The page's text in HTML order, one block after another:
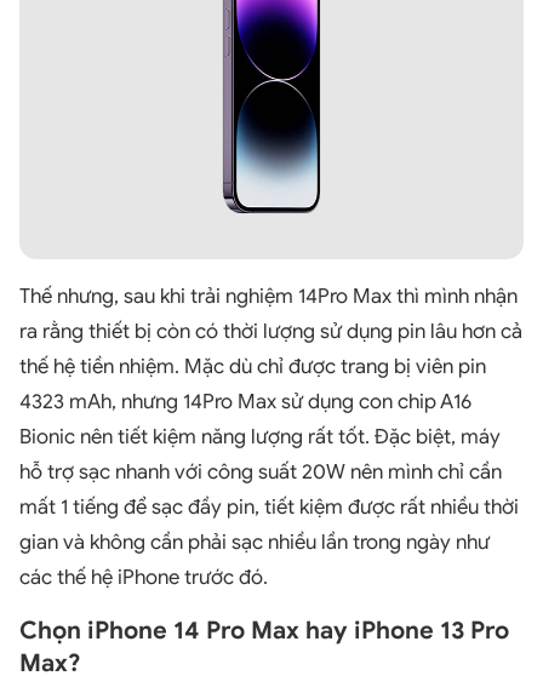
Thế nhưng, sau khi trải nghiệm 14Pro Max thì mình nhận
ra rằng thiết bị còn có thời lượng sử dụng pin lâu hơn cả
thế hệ tiền nhiệm. Mặc dù chỉ được trang bị viên pin
4323 mAh, nhưng 14Pro Max sử dụng con chip A16
Bionic nên tiết kiệm năng lượng rất tốt. Đặc biệt, máy
hỗ trợ sạc nhanh với công suất 20W nên mình chỉ cần
mất 1 tiếng để sạc đầy pin, tiết kiệm được rất nhiều thời
gian và không cần phải sạc nhiều lần trong ngày như
các thế hệ iPhone trước đó.
Chọn iPhone 14 Pro Max hay iPhone 13 Pro
Max?